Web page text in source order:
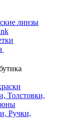
линзы
Толстовки,
Ручки,